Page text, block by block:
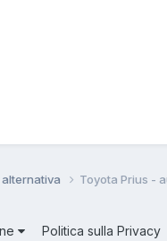
Toyota Prius -
Politica sulla Privacy